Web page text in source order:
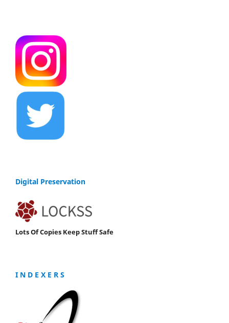
Digital Preservation
Lots Of Copies Keep Stuff Safe
I N D E X E R S